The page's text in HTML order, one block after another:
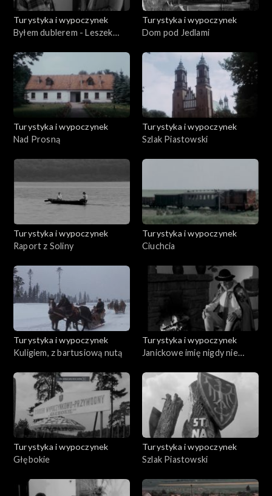
Turystyka i wypoczynek
Byłem dublerem - Leszek
Turystyka i wypoczynek
Dom pod Jedlami
Turystyka i wypoczynek
Nad Prosną
Turystyka i wypoczynek
Szlak Piastowski
Turystyka i wypoczynek
Raport z Soliny
Turystyka i wypoczynek
Ciuchcia
Turystyka i wypoczynek
Kuligiem, z bartusiową nutą
Turystyka i wypoczynek
Janickowe imię nigdy nie
Turystyka i wypoczynek
Głębokie
Turystyka i wypoczynek
Szlak Piastowski